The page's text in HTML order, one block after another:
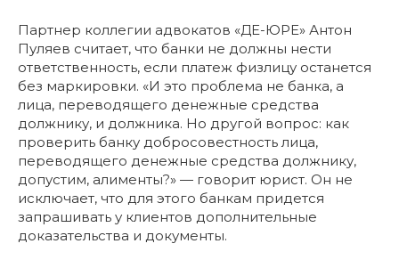
Партнер коллегии адвокатов «ДЕ-ЮРЕ» Антон
Пуляев считает, что банки не должны нести
ответственность, если платеж физлицу останется
без маркировки. «И это проблема не банка, а
лица, переводящего денежные средства
должнику, и должника. Но другой вопрос: как
проверить банку добросовестность лица,
переводящего денежные средства должнику,
допустим, алименты?» — говорит юрист. Он не
исключает, что для этого банкам придется
запрашивать у клиентов дополнительные
доказательства и документы.